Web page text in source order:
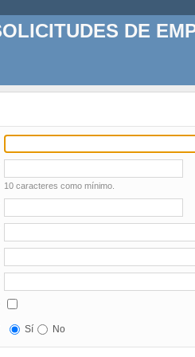
DE
10 caracteres como mínimo.
Sí No